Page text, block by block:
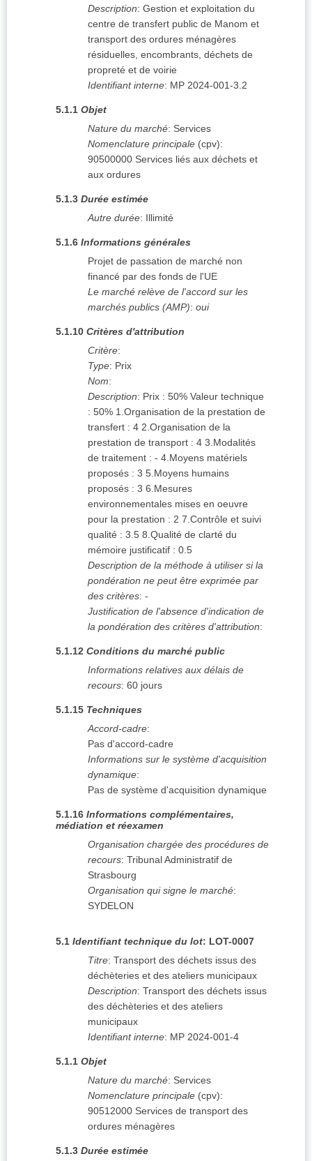
Description: Gestion et exploitation du
centre de transfert public de Manom et
transport des ordures ménagères
résiduelles, encombrants, déchets de
propreté et de voirie
Identifiant interne: MP 2024-001-3.2
5.1.1 Objet
Nature du marché: Services
Nomenclature principale (cpv):
90500000 Services liés aux déchets et
aux ordures
5.1.3 Durée estimée
Autre durée: Illimité
5.1.6 Informations générales
Projet de passation de marché non
financé par des fonds de l'UE
Le marché relève de l'accord sur les
marchés publics (AMP): oui
5.1.10 Critères d'attribution
Critère:
Type: Prix
Nom:
Description: Prix : 50% Valeur technique
: 50% 1.Organisation de la prestation de
transfert : 4 2.Organisation de la
prestation de transport : 4 3.Modalités
de traitement : - 4.Moyens matériels
proposés : 3 5.Moyens humains
proposés : 3 6.Mesures
environnementales mises en oeuvre
pour la prestation : 2 7.Contrôle et suivi
qualité : 3.5 8.Qualité de clarté du
mémoire justificatif : 0.5
Description de la méthode à utiliser si la
pondération ne peut être exprimée par
des critères: -
Justification de l'absence d'indication de
la pondération des critères d'attribution:
5.1.12 Conditions du marché public
Informations relatives aux délais de
recours: 60 jours
5.1.15 Techniques
Accord-cadre:
Pas d'accord-cadre
Informations sur le système d'acquisition
dynamique:
Pas de système d'acquisition dynamique
5.1.16 Informations complémentaires,
médiation et réexamen
Organisation chargée des procédures de
recours: Tribunal Administratif de
Strasbourg
Organisation qui signe le marché:
SYDELON
5.1 Identifiant technique du lot: LOT-0007
Titre: Transport des déchets issus des
déchèteries et des ateliers municipaux
Description: Transport des déchets issus
des déchèteries et des ateliers
municipaux
Identifiant interne: MP 2024-001-4
5.1.1 Objet
Nature du marché: Services
Nomenclature principale (cpv):
90512000 Services de transport des
ordures ménagères
5.1.3 Durée estimée